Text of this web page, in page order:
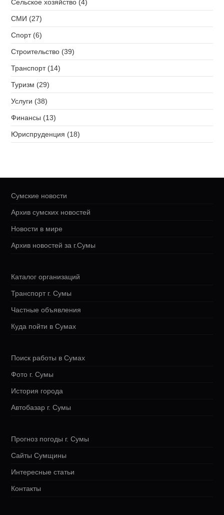
Сельское хозяйство (4)
СМИ (27)
Спорт (6)
Строительство (39)
Транспорт (14)
Туризм (29)
Услуги (38)
Финансы (13)
Юриспруденция (18)
Сумские новости
Архив сумских новостей
Новости в мире
Архив новостей за г.Сумы
Каталог организаций
Транспорт г. Сумы
Частные объявления
Куда пойти в Сумах
Поиск работы в Сумах
Фото г. Сумы
История города
Автобазар г. Сумы
Прогноз погоды г. Сумы
Сайты Сумщины
Интересные статьи
Контакты